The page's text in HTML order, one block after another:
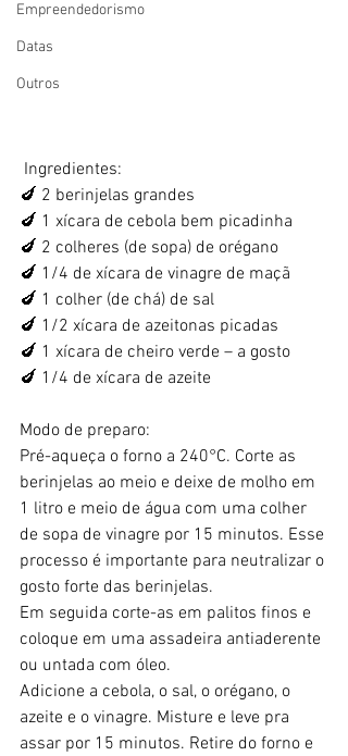
Empreendedorismo
Datas
Outros
Ingredientes:
🍆 2 berinjelas grandes
🍆 1 xícara de cebola bem picadinha
🍆 2 colheres (de sopa) de orégano
🍆 1/4 de xícara de vinagre de maçã
🍆 1 colher (de chá) de sal
🍆 1/2 xícara de azeitonas picadas
🍆 1 xícara de cheiro verde – a gosto
🍆 1/4 de xícara de azeite
Modo de preparo:
Pré-aqueça o forno a 240°C. Corte as
berinjelas ao meio e deixe de molho em
1 litro e meio de água com uma colher
de sopa de vinagre por 15 minutos. Esse
processo é importante para neutralizar o
gosto forte das berinjelas.
Em seguida corte-as em palitos finos e
coloque em uma assadeira antiaderente
ou untada com óleo.
Adicione a cebola, o sal, o orégano, o
azeite e o vinagre. Misture e leve pra
assar por 15 minutos. Retire do forno e